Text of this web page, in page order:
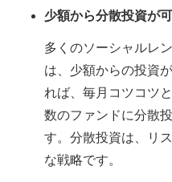
少額から分散投資が
多くのソーシャルレ
は、少額からの投資
れば、毎月コツコツ
数のファンドに分散
す。分散投資は、リ
な戦略です。